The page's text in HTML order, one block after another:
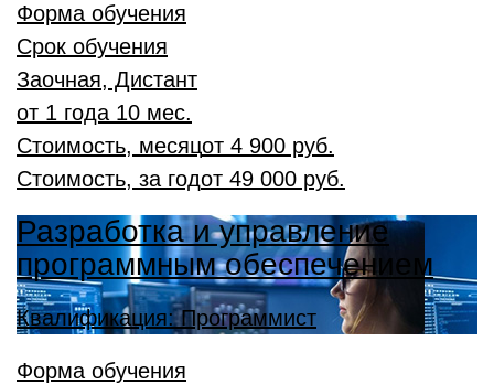
Форма обучения
Срок обучения
Заочная, Дистант
от 1 года 10 мес.
Стоимость, месяцот 4 900 руб.
Стоимость, за годот 49 000 руб.
Разработка и управление
программным обеспечением
Квалификация: Программист
Форма обучения